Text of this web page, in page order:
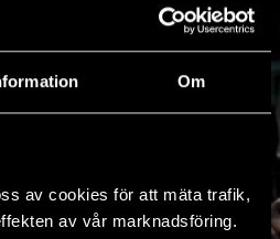
Om
av cookies för att mäta trafik,
av vår marknadsföring.